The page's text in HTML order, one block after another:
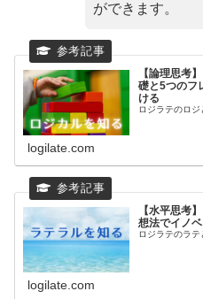
ができます。
【論理思考
礎と5つのフ
ける
ロジラテのロ
logilate.com
【水平思考
想法でイノ
ロジラテのラ
logilate.com